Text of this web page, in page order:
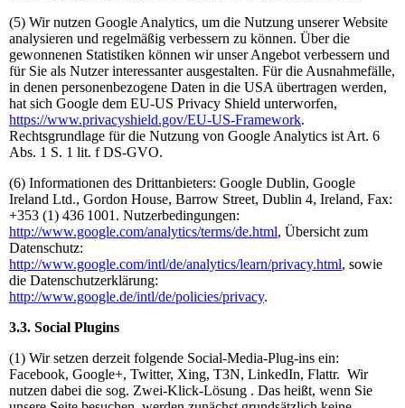
(5) Wir nutzen Google Analytics, um die Nutzung unserer Website
analysieren und regelmäßig verbessern zu können. Über die
gewonnenen Statistiken können wir unser Angebot verbessern und
für Sie als Nutzer interessanter ausgestalten. Für die Ausnahmefälle,
in denen personenbezogene Daten in die USA übertragen werden,
hat sich Google dem EU-US Privacy Shield unterworfen,
https://www.privacyshield.gov/EU-US-Framework.
Rechtsgrundlage für die Nutzung von Google Analytics ist Art. 6
Abs. 1 S. 1 lit. f DS-GVO.
(6) Informationen des Drittanbieters: Google Dublin, Google
Ireland Ltd., Gordon House, Barrow Street, Dublin 4, Ireland, Fax:
+353 (1) 436 1001. Nutzerbedingungen:
http://www.google.com/analytics/terms/de.html, Übersicht zum
Datenschutz:
http://www.google.com/intl/de/analytics/learn/privacy.html, sowie
die Datenschutzerklärung:
http://www.google.de/intl/de/policies/privacy.
3.3. Social Plugins
(1) Wir setzen derzeit folgende Social-Media-Plug-ins ein:
Facebook, Google+, Twitter, Xing, T3N, LinkedIn, Flattr. Wir
nutzen dabei die sog. Zwei-Klick-Lösung . Das heißt, wenn Sie